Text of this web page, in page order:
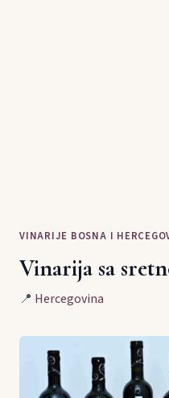
VINARIJE BOSNA I
Vinarija sa
📍 Hercegovina